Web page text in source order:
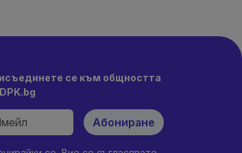
се към общността
Абониране